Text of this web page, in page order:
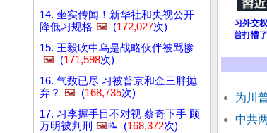
14. 坐实传闻！新华社和央视公开
降低习规格 🖼️ (172,027次)
15. 王毅吹中乌是战略伙伴被骂惨
🖼️ (171,598次)
16. 气数已尽 习被普京和金三胖抛
弃？ 🖼️ (168,735次)
17. 习李握手目不对视 蔡奇下手 顾
万明被判刑 🖼️📝 (168,372次)
习外交
普打懵
为川
中共